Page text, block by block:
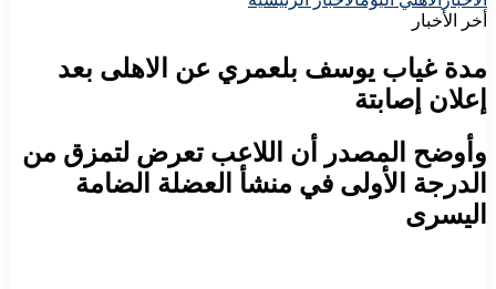
أخر الأخبار
مدة غياب يوسف بلعمري عن الاهلى بعد
إعلان إصابتة
وأوضح المصدر أن اللاعب تعرض لتمزق من
الدرجة الأولى في منشأ العضلة الضامة
اليسرى